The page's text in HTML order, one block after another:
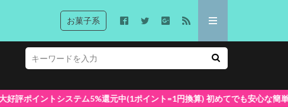
お菓子系
(1ポイント=1円換算) 初めてでも安心な簡単視聴！